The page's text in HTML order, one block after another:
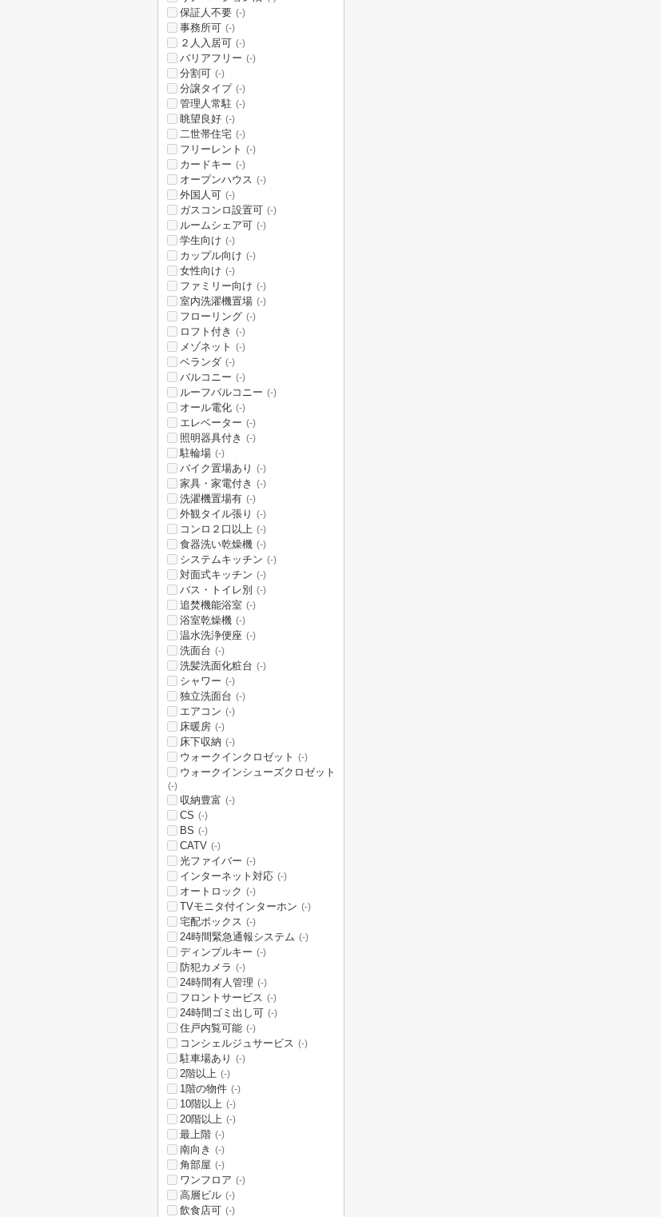
保証人不要 (-)
事務所可 (-)
２人入居可 (-)
バリアフリー (-)
分割可 (-)
分譲タイプ (-)
管理人常駐 (-)
眺望良好 (-)
二世帯住宅 (-)
フリーレント (-)
カードキー (-)
オープンハウス (-)
外国人可 (-)
ガスコンロ設置可 (-)
ルームシェア可 (-)
学生向け (-)
カップル向け (-)
女性向け (-)
ファミリー向け (-)
室内洗濯機置場 (-)
フローリング (-)
ロフト付き (-)
メゾネット (-)
ベランダ (-)
バルコニー (-)
ルーフバルコニー (-)
オール電化 (-)
エレベーター (-)
照明器具付き (-)
駐輪場 (-)
バイク置場あり (-)
家具・家電付き (-)
洗濯機置場有 (-)
外観タイル張り (-)
コンロ２口以上 (-)
食器洗い乾燥機 (-)
システムキッチン (-)
対面式キッチン (-)
バス・トイレ別 (-)
追焚機能浴室 (-)
浴室乾燥機 (-)
温水洗浄便座 (-)
洗面台 (-)
洗髪洗面化粧台 (-)
シャワー (-)
独立洗面台 (-)
エアコン (-)
床暖房 (-)
床下収納 (-)
ウォークインクロゼット (-)
ウォークインシューズクロゼット
(-)
収納豊富 (-)
CS (-)
BS (-)
CATV (-)
光ファイバー (-)
インターネット対応 (-)
オートロック (-)
TVモニタ付インターホン (-)
宅配ボックス (-)
24時間緊急通報システム (-)
ディンプルキー (-)
防犯カメラ (-)
24時間有人管理 (-)
フロントサービス (-)
24時間ゴミ出し可 (-)
住戸内覧可能 (-)
コンシェルジュサービス (-)
駐車場あり (-)
2階以上 (-)
1階の物件 (-)
10階以上 (-)
20階以上 (-)
最上階 (-)
南向き (-)
角部屋 (-)
ワンフロア (-)
高層ビル (-)
飲食店可 (-)